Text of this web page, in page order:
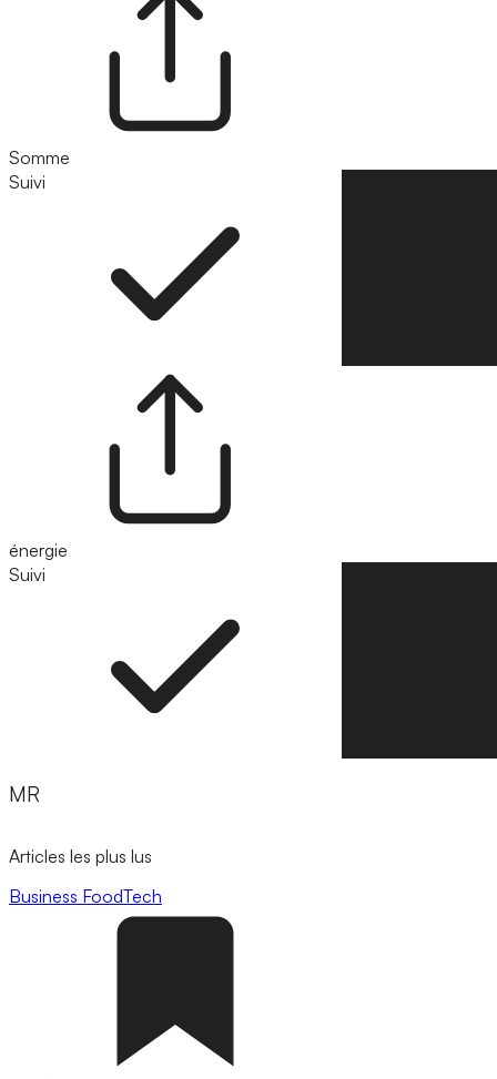
Somme
Suivi
énergie
Suivi
MR
Articles les plus lus
Business FoodTech